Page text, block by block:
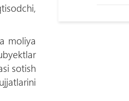
moliya
sotish